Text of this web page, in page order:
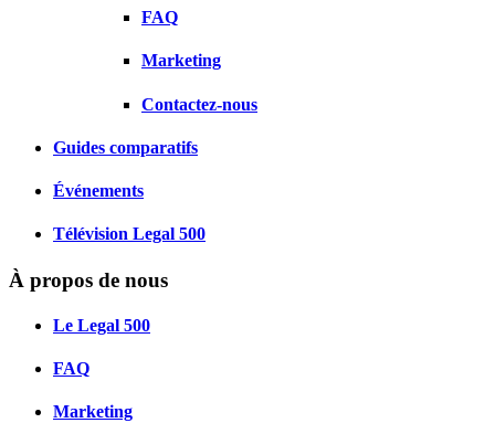
FAQ
Marketing
Contactez-nous
Guides comparatifs
Événements
Télévision Legal 500
À propos de nous
Le Legal 500
FAQ
Marketing